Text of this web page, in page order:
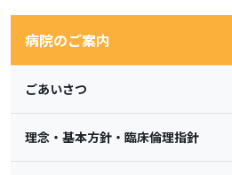
病院のご案内
ごあいさつ
理念・基本方針・臨床倫理指針